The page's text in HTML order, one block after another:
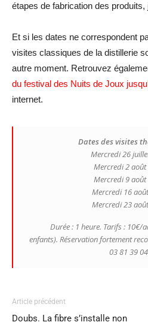
étapes de fabrication des produits,
Et si les dates ne correspondent
visites classiques de la distillerie
autre moment. Retrouvez
du festival des Nuits de Joux
internet.
Dates des visites
Mercredi 26
Mercredi 2 août
Mercredi 9 août
Mercredi 16
Mercredi 23
Durée : 1 heure. Tarifs : 10€/
enfants). Réservation fortement
03 81 39
Article précédent
Doubs. La fibre s’installe non